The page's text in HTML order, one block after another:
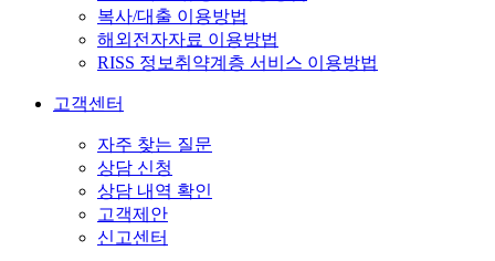
복사/대출 이용방법
해외전자자료 이용방법
RISS 정보취약계층 서비스 이용방법
고객센터
자주 찾는 질문
상담 신청
상담 내역 확인
고객제안
신고센터